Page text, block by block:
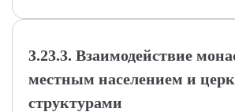
3.23.3. Взаимодействие
местным населением и
структурами